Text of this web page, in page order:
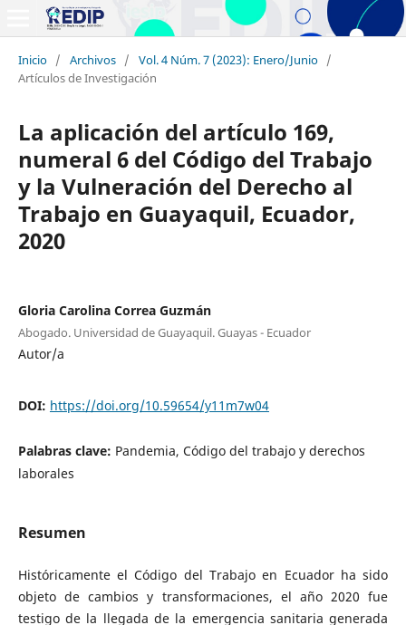
Inicio / Archivos / Vol. 4 Núm. 7 (2023): Enero/Junio /
Artículos de Investigación
La aplicación del artículo 169,
numeral 6 del Código del Trabajo
y la Vulneración del Derecho al
Trabajo en Guayaquil, Ecuador,
2020
Gloria Carolina Correa Guzmán
Abogado. Universidad de Guayaquil. Guayas - Ecuador
Autor/a
DOI: https://doi.org/10.59654/y11m7w04
Palabras clave: Pandemia, Código del trabajo y derechos
laborales
Resumen
Históricamente el Código del Trabajo en Ecuador ha sido
objeto de cambios y transformaciones, el año 2020 fue
testigo de la llegada de la emergencia sanitaria generada